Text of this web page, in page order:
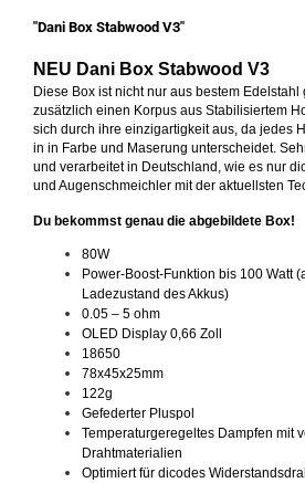
"Dani Box Stabwood V3"
NEU Dani Box Stabwood V3
Diese Box ist nicht nur aus bestem
zusätzlich einen Korpus aus Stabilisiertem
sich durch ihre einzigartigkeit aus, da jedes
in in Farbe und Maserung unterscheidet.
und verarbeitet in Deutschland, wie es nur
und Augenschmeichler mit der aktuellsten
Du bekommst genau die abgebildete Box!
80W
Power-Boost-Funktion bis 100 Watt
Ladezustand des Akkus)
0.05 – 5 ohm
OLED Display 0,66 Zoll
18650
78x45x25mm
122g
Gefederter Pluspol
Temperaturgeregeltes Dampfen mit
Drahtmaterialien
Optimiert für dicodes